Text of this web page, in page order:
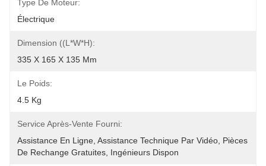
Type De Moteur:
Électrique
Dimension ((L*W*H):
335 X 165 X 135 Mm
Le Poids:
4.5 Kg
Service Après-Vente Fourni:
Assistance En Ligne, Assistance Technique Par Vidéo, Pièces
De Rechange Gratuites, Ingénieurs Dispon